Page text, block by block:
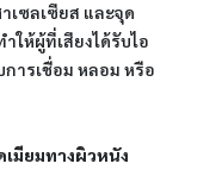
เซลเซียส และจุด
ให้ผู้ที่เสียงได้รับไอ
ารเชื่อม หลอม หรือ
มียมทางผิวหนัง